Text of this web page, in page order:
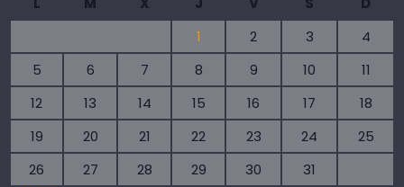
1
2 3
4
5
6 7 8 9 10
11
12
13 14 15 16 17
18
19
20 21 22 23 24
25
26
27 28 29 30
31